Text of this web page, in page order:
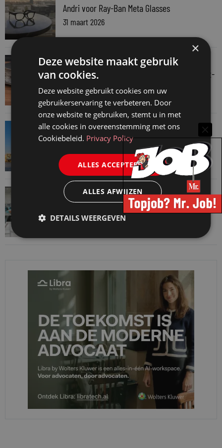
Andri voor Ray-Ban Meta Glasses
31 maart 2026
VAN ONZE KENNISPARTNERS
Waarom wij Andri ai laten pentesten door Fox-
IT
4 maart 2026
VAN ONZE KENNISPARTNERS
Honderd uur in tien minuten: hoe AI boutique
kantoren een voorsprong geeft
4 maart 2026
VAN ONZE KENNISPARTNERS
AI voor advocaten: wat agentische AI echt
betekent voor uw praktijk
×
Deze website maakt gebruik
van cookies.
Deze website gebruikt cookies om uw
gebruikerservaring te verbeteren. Door
onze website te gebruiken, stemt u in met
alle cookies in overeenstemming met ons
Cookiebeleid. Privacy Policy
ALLES ACCEPTEREN
ALLES AFWIJZEN
DETAILS WEERGEVEN